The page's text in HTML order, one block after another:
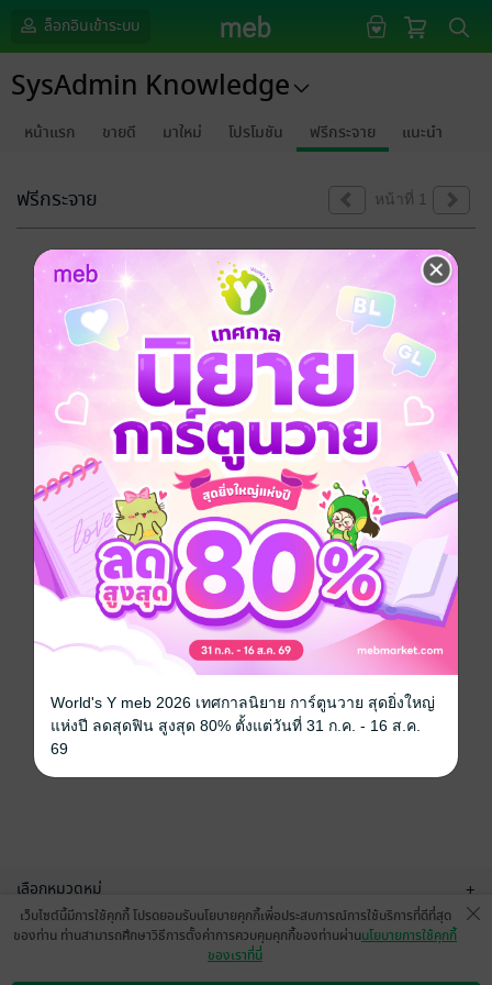
ล็อกอินเข้าระบบ
SysAdmin Knowledge
หน้าแรก ขายดี มาใหม่ โปรโมชัน ฟรีกระจาย แนะนำ
ฟรีกระจาย หน้าที่ 1
ขออภัยด้วยนะคะ
ไม่พบข้อมูลในหัวข้อที่คุณกำลังชมค่ะ
เลือกหมวดหมู่ +
บริการช่วยเหลือ
เว็บไซต์นี้มีการใช้คุกกี้ โปรดยอมรับนโยบายคุกกี้เพื่อประสบการณ์การใช้บริการที่ดีที่สุด
ของท่าน ท่านสามารถศึกษาวิธีการตั้งค่าการควบคุมคุกกี้ของท่านผ่านนโยบายการใช้คุกกี้
ของเราที่นี่
World's Y meb 2026 เทศกาลนิยาย การ์ตูนวาย สุดยิ่งใหญ่
แห่งปี ลดสุดฟิน สูงสุด 80% ตั้งแต่วันที่ 31 ก.ค. - 16 ส.ค.
69